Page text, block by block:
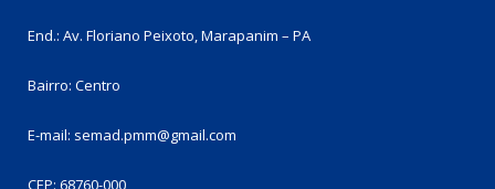
End.: Av. Floriano Peixoto, Marapanim – PA
Bairro: Centro
E-mail: semad.pmm@gmail.com
CEP: 68760-000